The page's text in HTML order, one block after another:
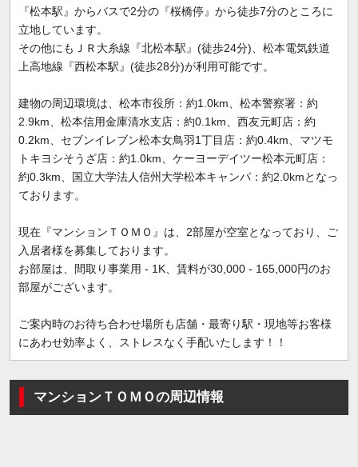
『松本駅』からバスで2分の『桜橋停』から徒歩7分のところに
立地しています。
その他にもＪＲ大糸線『北松本駅』(徒歩24分)、松本電気鉄道
上高地線『西松本駅』(徒歩28分)が利用可能です。
建物の周辺環境は、松本市役所：約1.0km、松本警察署：約
2.9km、松本信用金庫清水支店：約0.1km、西友元町店：約
0.2km、セブンイレブン松本女鳥羽1丁目店：約0.4km、マツモ
トキヨシそうざ店：約1.0km、ケーヨーデイツー松本元町店：
約0.3km、国立大学法人信州大学松本キャンパ：約2.0kmとなっ
ております。
現在『マンションＴＯＭＯ』は、2部屋が空室となっており、ご
入居者様を募集しております。
お部屋は、間取り事業用 - 1K、賃料が30,000 - 165,000円のお
部屋がございます。
ご案内時のお待ち合わせ場所も店舗・最寄り駅・現地等お客様
にあわせ効率よく、ストレスなく手配いたします！！
マンションＴＯＭＯの周辺情報